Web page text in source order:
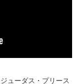
ジューダス・プリース